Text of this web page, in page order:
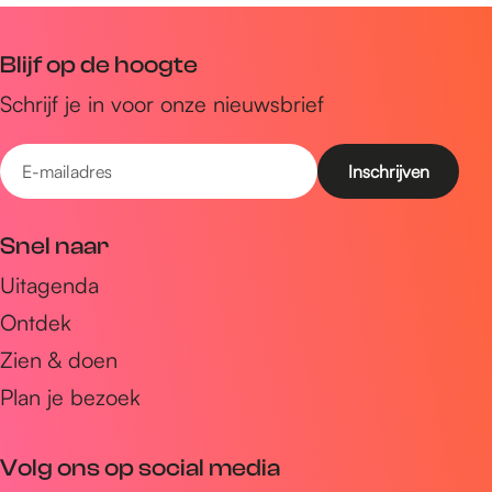
Blijf op de hoogte
Schrijf je in voor onze nieuwsbrief
E
-
a
i
l
a
d
e
Snel naar
Uitagenda
Ontdek
Zien & doen
Plan je bezoek
Volg ons op social media